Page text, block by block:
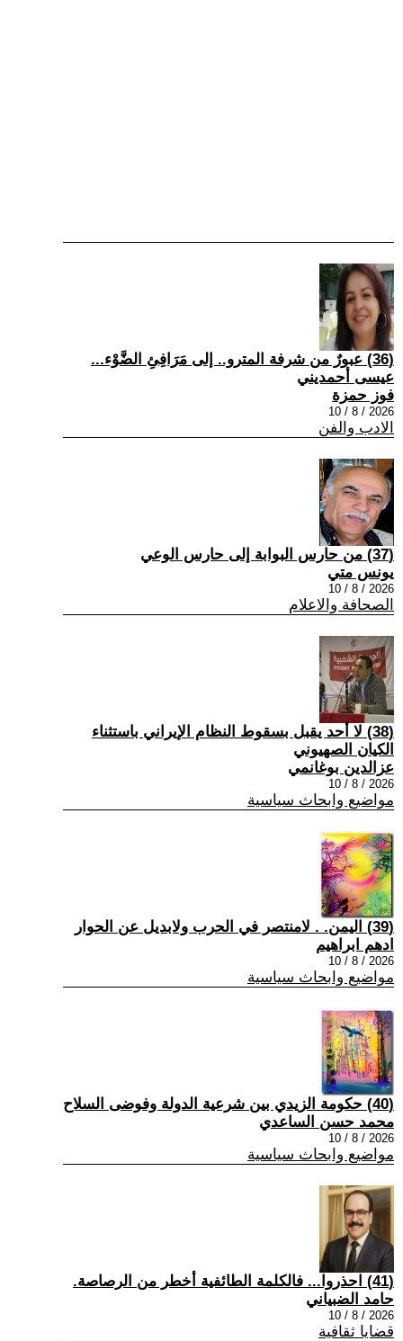
(36) عبورٌ من شرفة المترو.. إلى مَرَافِئِ الضَّوْء...
عيسى أحمديني
فوز حمزة
2026 / 8 / 10
الادب والفن
(37) من حارس البوابة إلى حارس الوعي
يونس متي
2026 / 8 / 10
الصحافة والاعلام
(38) لا أحد يقبل بسقوط النظام الإيراني باستثناء
الكيان الصهيوني
عزالدين بوغانمي
2026 / 8 / 10
مواضيع وابحاث سياسية
(39) اليمن. . لامنتصر في الحرب ولابديل عن الحوار
ادهم ابراهيم
2026 / 8 / 10
مواضيع وابحاث سياسية
(40) حكومة الزيدي بين شرعية الدولة وفوضى السلاح
محمد حسن الساعدي
2026 / 8 / 10
مواضيع وابحاث سياسية
(41) احذروا... فالكلمة الطائفية أخطر من الرصاصة.
حامد الضبياني
2026 / 8 / 10
قضايا ثقافية